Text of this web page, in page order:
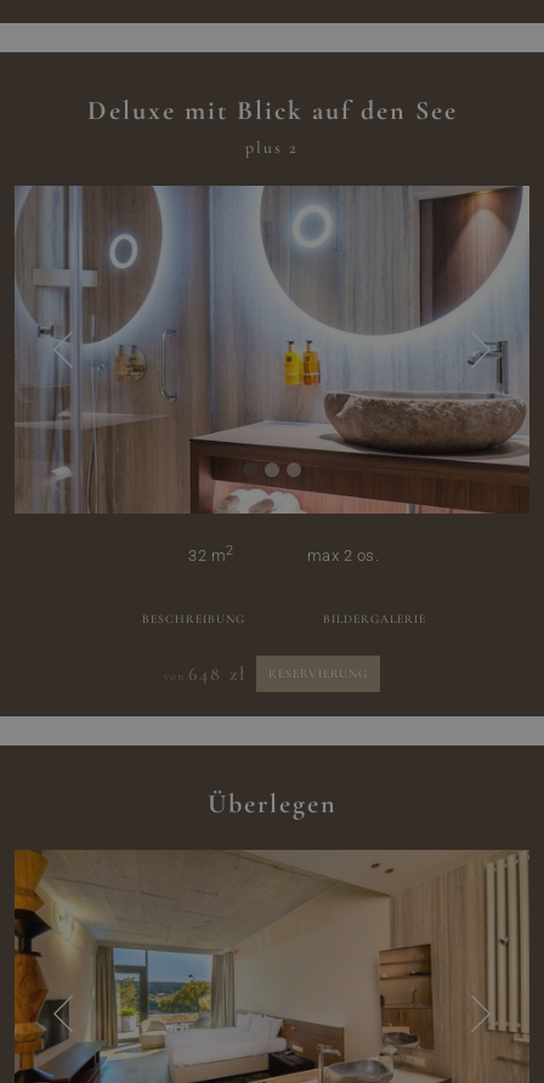
Deluxe mit Blick auf den See
plus 2
32 m2 max 2 os.
BESCHREIBUNG BILDERGALERIE
von 648 zł RESERVIERUNG
Überlegen